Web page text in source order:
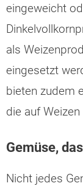
eingeweicht
als
eingesetzt
bieten zudem
die auf Weizen
Gemüse,
Nicht jedes